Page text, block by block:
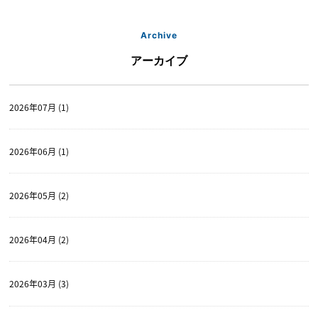
Archive
アーカイブ
2026年07月 (1)
2026年06月 (1)
2026年05月 (2)
2026年04月 (2)
2026年03月 (3)